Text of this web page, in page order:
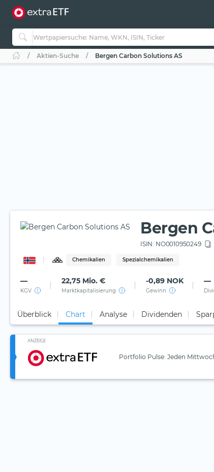
Aktien-Suche Bergen Carbon Solutions AS
Bergen
ISIN: NO0010950249
Chemikalien Spezialchemikalien
—
KGV
22,75 Mio. €
Marktkapitalisierung
-0,89 NOK
Gewinn
—
Überblick Chart Analyse Dividenden
ANZEIGE
Portfolio Pulse: Jeden